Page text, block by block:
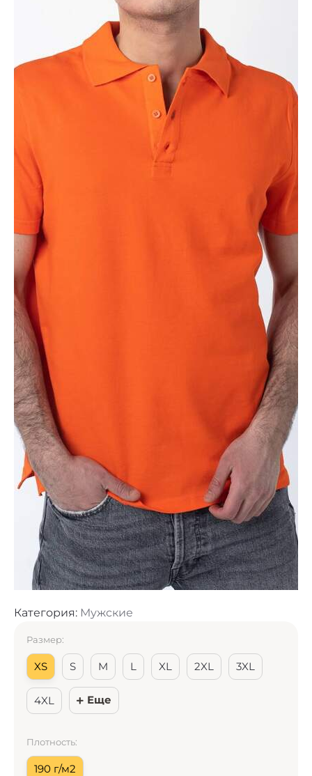
Категория: Мужские
Размер:
XS S M L XL 2XL 3XL
4XL Еще
Плотность:
190 г/м2